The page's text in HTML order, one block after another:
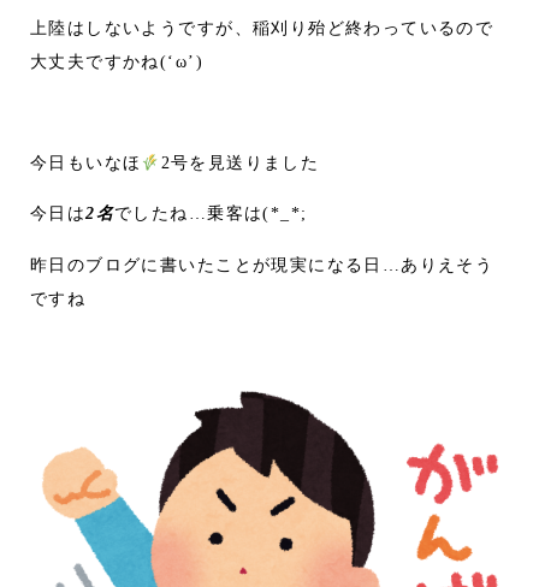
上陸はしないようですが、稲刈り殆ど終わっているので
大丈夫ですかね(‘ω’)
今日もいなほ 2号を見送りました
今日は2名でしたね…乗客は(*_*;
昨日のブログに書いたことが現実になる日…ありえそう
ですね